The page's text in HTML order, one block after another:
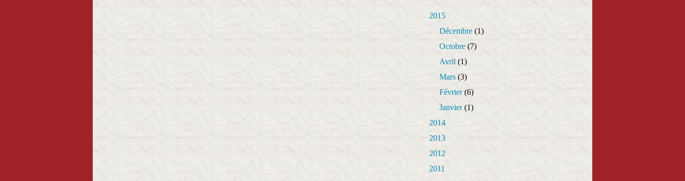
2015
Décembre (1)
Octobre (7)
Avril (1)
Mars (3)
Février(6)
Janvier(1)
2014
2013
2012
2011